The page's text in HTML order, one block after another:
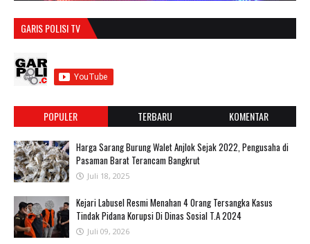
GARIS POLISI TV
POPULER TERBARU KOMENTAR
Harga Sarang Burung Walet Anjlok Sejak 2022, Pengusaha di
Pasaman Barat Terancam Bangkrut
Juli 18, 2025
‎Kejari Labusel Resmi Menahan 4 Orang Tersangka Kasus
Tindak Pidana Korupsi Di Dinas Sosial T.A 2024
Juli 09, 2026